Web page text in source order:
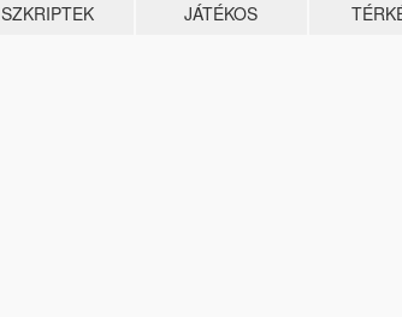
SZKRIPTEK JÁTÉKOS